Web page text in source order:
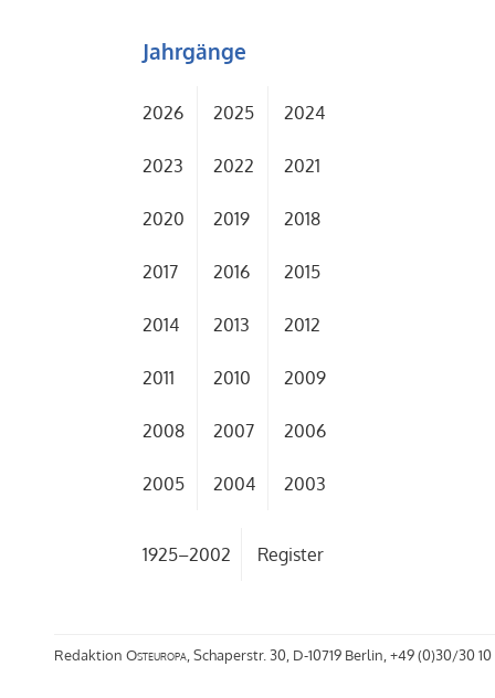
Jahrgänge
2026 2025 2024
2023 2022 2021
2020 2019 2018
2017 2016 2015
2014 2013 2012
2011 2010 2009
2008 2007 2006
2005 2004 2003
1925–2002 Register
Redaktion Osteuropa, Schaperstr. 30, D-10719 Berlin, +49 (0)30/30